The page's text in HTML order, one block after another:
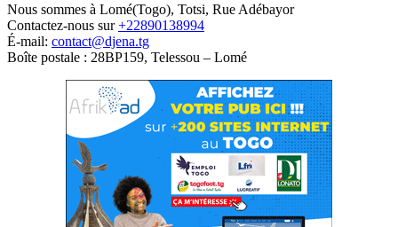
Nous sommes à Lomé(Togo), Totsi, Rue Adébayor
Contactez-nous sur+22890138994
É-mail: contact@djena.tg
Boîte postale : 28BP159, Telessou – Lomé